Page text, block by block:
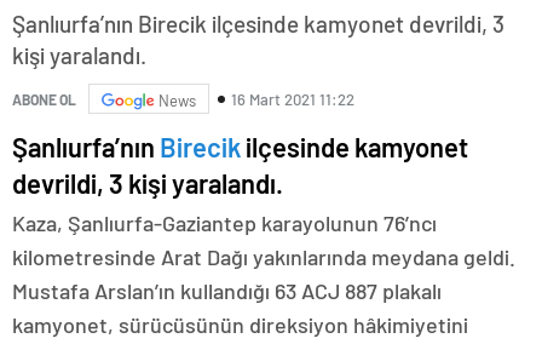
Şanlıurfa’nın Birecik ilçesinde kamyonet devrildi, 3
kişi yaralandı.
ABONE OL News 16 Mart 2021 11:22
Şanlıurfa’nın Birecikilçesinde kamyonet
devrildi, 3 kişi yaralandı.
Kaza, Şanlıurfa-Gaziantep karayolunun 76’ncı
kilometresinde Arat Dağı yakınlarında meydana geldi.
Mustafa Arslan’ın kullandığı 63 ACJ 887 plakalı
kamyonet, sürücüsünün direksiyon hâkimiyetini